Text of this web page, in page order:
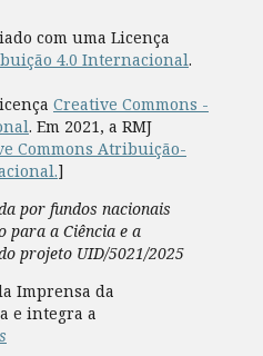
com uma Licença
4.0 Internacional.
Creative Commons -
. Em 2021, a RMJ
Commons Atribuição-
]
por fundos nacionais
para a Ciência e a
projeto UID/5021/2025
Imprensa da
e integra a